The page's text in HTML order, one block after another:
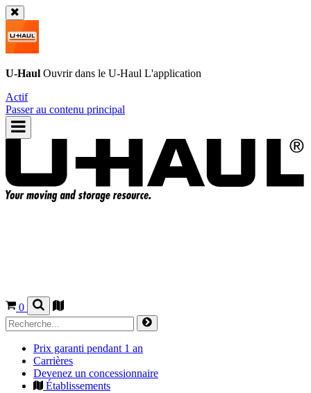
U-Haul Ouvrir dans le U-Haul L'application
Actif
Passer au contenu principal
0
Prix garanti pendant 1 an
Carrières
Devenez un concessionnaire
Établissements